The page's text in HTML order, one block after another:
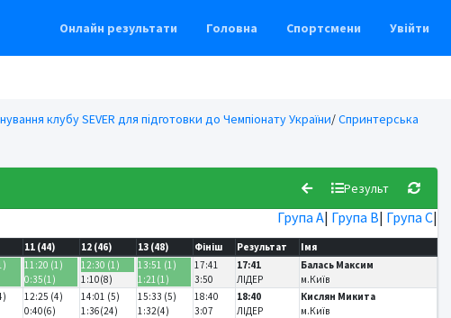
Онлайн результати Головна Спортсмени Увійти
клубу SEVER для підготовки до Чемпіонату України/Спринтерська
Результ
Група А| Група В| Група С|
11 (44) 12 (46) 13 (48) Фініш Результат
Імя
11:20 (1)
0:35(1)
12:30 (1)
1:10(8)
13:51 (1)
1:21(1)
17:41
3:50
17:41
ЛІДЕР
Балась Максим
м.Київ
12:25 (4)
0:40(6)
14:01 (5)
1:36(24)
15:33 (5)
1:32(4)
18:40
3:07
18:40
ЛІДЕР
Кислян Микита
м.Київ